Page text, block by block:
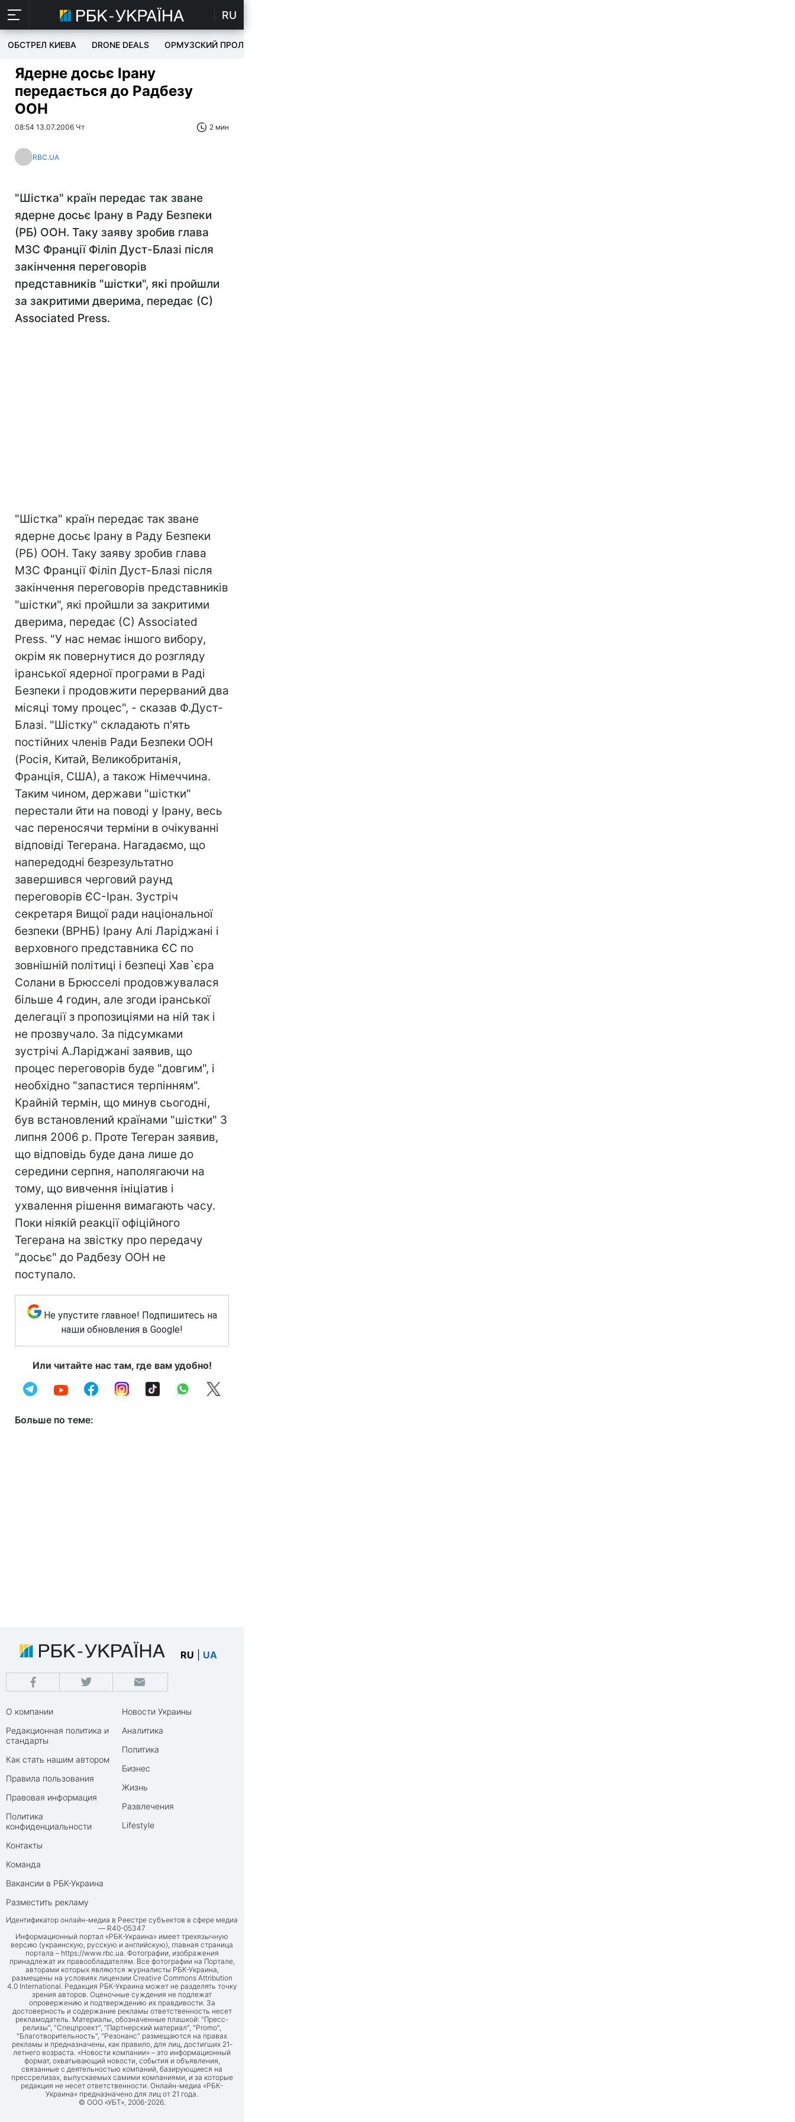
RU
ОБСТРЕЛ КИЕВА DRONE DEALS ОРМУЗСКИЙ ПРОЛИВ
Ядерне досьє Ірану
передається до Радбезу
ООН
08:54 13.07.2006 Чт 2 мин
RBC.UA
"Шістка" країн передає так зване
ядерне досьє Ірану в Раду Безпеки
(РБ) ООН. Таку заяву зробив глава
МЗС Франції Філіп Дуст-Блазі після
закінчення переговорів
представників "шістки", які пройшли
за закритими дверима, передає (С)
Associated Press.
"Шістка" країн передає так зване
ядерне досьє Ірану в Раду Безпеки
(РБ) ООН. Таку заяву зробив глава
МЗС Франції Філіп Дуст-Блазі після
закінчення переговорів представників
"шістки", які пройшли за закритими
дверима, передає (С) Associated
Press. "У нас немає іншого вибору,
окрім як повернутися до розгляду
іранської ядерної програми в Раді
Безпеки і продовжити перерваний два
місяці тому процес", - сказав Ф.Дуст-
Блазі. "Шістку" складають п'ять
постійних членів Ради Безпеки ООН
(Росія, Китай, Великобританія,
Франція, США), а також Німеччина.
Таким чином, держави "шістки"
перестали йти на поводі у Ірану, весь
час переносячи терміни в очікуванні
відповіді Тегерана. Нагадаємо, що
напередодні безрезультатно
завершився черговий раунд
переговорів ЄС-Іран. Зустріч
секретаря Вищої ради національної
безпеки (ВРНБ) Ірану Алі Ларіджані і
верховного представника ЄС по
зовнішній політиці і безпеці Хав`єра
Солани в Брюсселі продовжувалася
більше 4 годин, але згоди іранської
делегації з пропозиціями на ній так і
не прозвучало. За підсумками
зустрічі А.Ларіджані заявив, що
процес переговорів буде "довгим", і
необхідно "запастися терпінням".
Крайній термін, що минув сьогодні,
був встановлений країнами "шістки" 3
липня 2006 р. Проте Тегеран заявив,
що відповідь буде дана лише до
середини серпня, наполягаючи на
тому, що вивчення ініціатив і
ухвалення рішення вимагають часу.
Поки ніякій реакції офіційного
Тегерана на звістку про передачу
"досьє" до Радбезу ООН не
поступало.
Не упустите главное! Подпишитесь на
наши обновления в Google!
Или читайте нас там, где вам удобно!
Больше по теме:
RU UA
О компании
Редакционная политика и
стандарты
Как стать нашим автором
Правила пользования
Правовая информация
Политика
конфиденциальности
Контакты
Команда
Вакансии в РБК-Украина
Разместить рекламу
Новости Украины
Аналитика
Политика
Бизнес
Жизнь
Развлечения
Lifestyle
Идентификатор онлайн-медиа в Реестре субъектов в сфере медиа
— R40-05347
Информационный портал «РБК-Украина» имеет трехязычную
версию (украинскую, русскую и английскую), главная страница
портала – https://www.rbc.ua. Фотографии, изображения
принадлежат их правообладателям. Все фотографии на Портале,
авторами которых являются журналисты РБК-Украина,
размещены на условиях лицензии Creative Commons Attribution
4.0 International. Редакция РБК-Украина может не разделять точку
зрения авторов. Оценочные суждения не подлежат
опровержению и подтверждению их правдивости. За
достоверность и содержание рекламы ответственность несет
рекламодатель. Материалы, обозначенные плашкой: "Пресс-
релизы", "Спецпроект", "Партнерский материал", "Promo",
"Благотворительность", "Резонанс" размещаются на правах
рекламы и предназначены, как правило, для лиц, достигших 21-
летнего возраста. «Новости компании» – это информационный
формат, охватывающий новости, события и объявления,
связанные с деятельностью компаний, базирующиеся на
прессрелизах, выпускаемых самими компаниями, и за которые
редакция не несет ответственности. Онлайн-медиа «РБК-
Украина» предназначено для лиц от 21 года.
© ООО «УБТ», 2006-2026.